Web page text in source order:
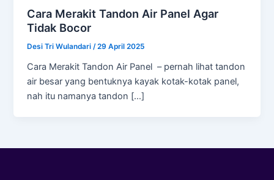
Cara Merakit Tandon Air Panel Agar
Tidak Bocor
Desi Tri Wulandari/29 April 2025
Cara Merakit Tandon Air Panel – pernah lihat tandon
air besar yang bentuknya kayak kotak-kotak panel,
nah itu namanya tandon […]